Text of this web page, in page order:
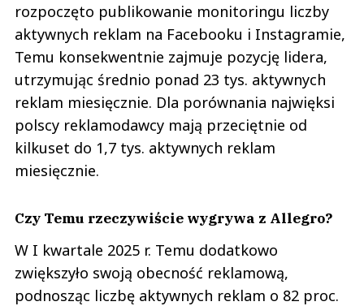
rozpoczęto publikowanie monitoringu liczby
aktywnych reklam na Facebooku i Instagramie,
Temu konsekwentnie zajmuje pozycję lidera,
utrzymując średnio ponad 23 tys. aktywnych
reklam miesięcznie. Dla porównania najwięksi
polscy reklamodawcy mają przeciętnie od
kilkuset do 1,7 tys. aktywnych reklam
miesięcznie.
Czy Temu rzeczywiście wygrywa z Allegro?
W I kwartale 2025 r. Temu dodatkowo
zwiększyło swoją obecność reklamową,
podnosząc liczbę aktywnych reklam o 82 proc.